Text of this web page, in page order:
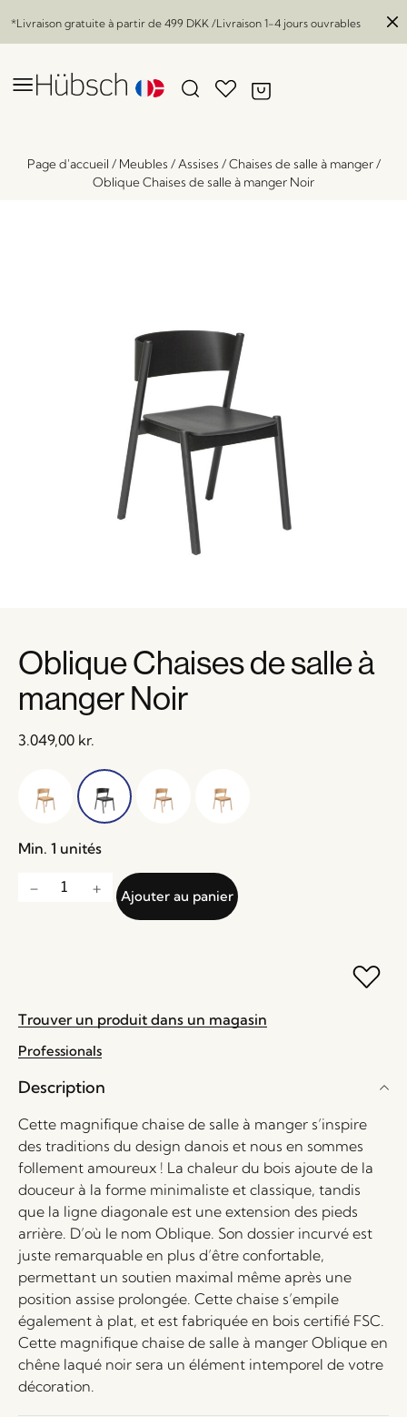
*Livraison gratuite à partir de 499 DKK /Livraison 1-4 jours ouvrables
Page d'accueil / Meubles / Assises /Chaises de salle à manger/
Oblique Chaises de salle à manger Noir
Oblique Chaises de salle à
manger Noir
3.049,00 kr.
Min. 1 unités
Ajouter au panier
Trouver un produit dans un magasin
Professionals
Description
Cette magnifique chaise de salle à manger s’inspire
des traditions du design danois et nous en sommes
follement amoureux ! La chaleur du bois ajoute de la
douceur à la forme minimaliste et classique, tandis
que la ligne diagonale est une extension des pieds
arrière. D’où le nom Oblique. Son dossier incurvé est
juste remarquable en plus d’être confortable,
permettant un soutien maximal même après une
position assise prolongée. Cette chaise s’empile
également à plat, et est fabriquée en bois certifié FSC.
Cette magnifique chaise de salle à manger Oblique en
chêne laqué noir sera un élément intemporel de votre
décoration.